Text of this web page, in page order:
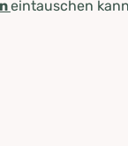
eintauschen